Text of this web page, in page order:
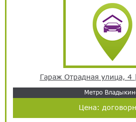
Гараж Отрадная улица,
Метро
Цена: